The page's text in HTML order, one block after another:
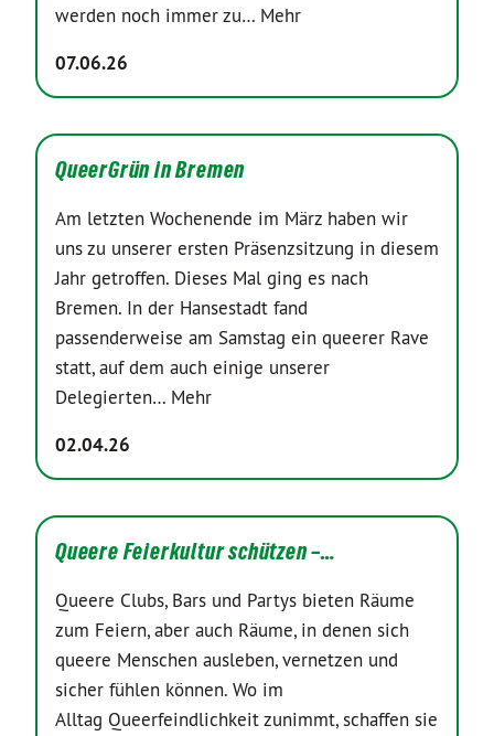
werden noch immer zu… Mehr
07.06.26
QueerGrün in Bremen
Am letzten Wochenende im März haben wir
uns zu unserer ersten Präsenzsitzung in diesem
Jahr getroffen. Dieses Mal ging es nach
Bremen. In der Hansestadt fand
passenderweise am Samstag ein queerer Rave
statt, auf dem auch einige unserer
Delegierten… Mehr
02.04.26
Queere Feierkultur schützen –…
Queere Clubs, Bars und Partys bieten Räume
zum Feiern, aber auch Räume, in denen sich
queere Menschen ausleben, vernetzen und
sicher fühlen können. Wo im
Alltag Queerfeindlichkeit zunimmt, schaffen sie